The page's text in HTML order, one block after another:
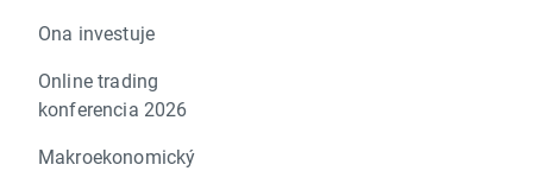
Ona investuje
Online trading
konferencia 2026
Makroekonomický